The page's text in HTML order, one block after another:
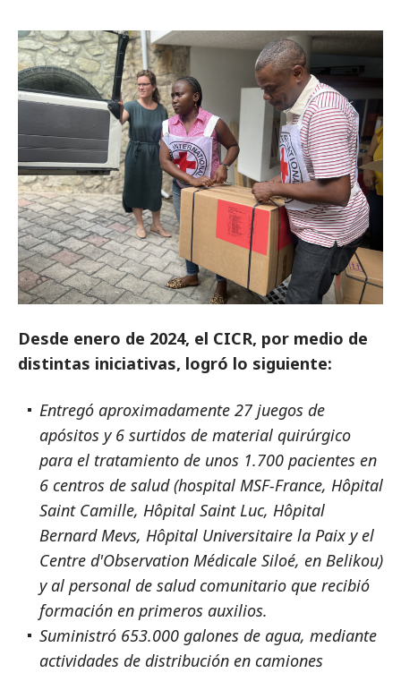
Desde enero de 2024, el CICR, por medio de
distintas iniciativas, logró lo siguiente:
Entregó aproximadamente 27 juegos de
apósitos y 6 surtidos de material quirúrgico
para el tratamiento de unos 1.700 pacientes en
6 centros de salud (hospital MSF-France, Hôpital
Saint Camille, Hôpital Saint Luc, Hôpital
Bernard Mevs, Hôpital Universitaire la Paix y el
Centre d'Observation Médicale Siloé, en Belikou)
y al personal de salud comunitario que recibió
formación en primeros auxilios.
Suministró 653.000 galones de agua, mediante
actividades de distribución en camiones